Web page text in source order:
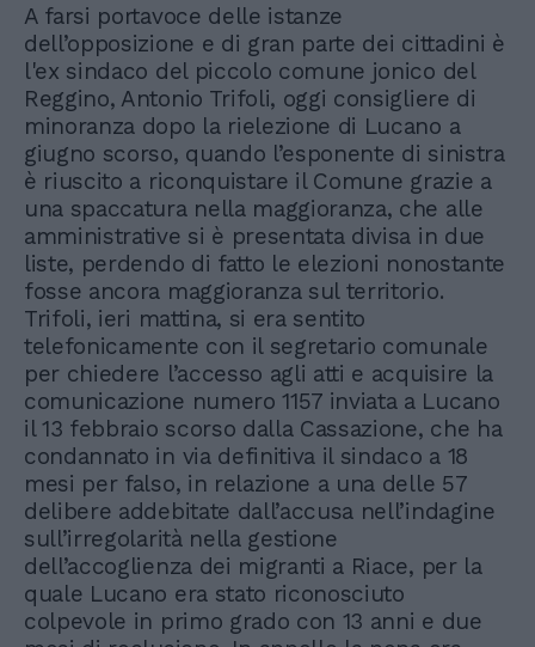
A farsi portavoce delle istanze
dell’opposizione e di gran parte dei cittadini è
l'ex sindaco del piccolo comune jonico del
Reggino, Antonio Trifoli, oggi consigliere di
minoranza dopo la rielezione di Lucano a
giugno scorso, quando l’esponente di sinistra
è riuscito a riconquistare il Comune grazie a
una spaccatura nella maggioranza, che alle
amministrative si è presentata divisa in due
liste, perdendo di fatto le elezioni nonostante
fosse ancora maggioranza sul territorio.
Trifoli, ieri mattina, si era sentito
telefonicamente con il segretario comunale
per chiedere l’accesso agli atti e acquisire la
comunicazione numero 1157 inviata a Lucano
il 13 febbraio scorso dalla Cassazione, che ha
condannato in via definitiva il sindaco a 18
mesi per falso, in relazione a una delle 57
delibere addebitate dall’accusa nell’indagine
sull’irregolarità nella gestione
dell’accoglienza dei migranti a Riace, per la
quale Lucano era stato riconosciuto
colpevole in primo grado con 13 anni e due